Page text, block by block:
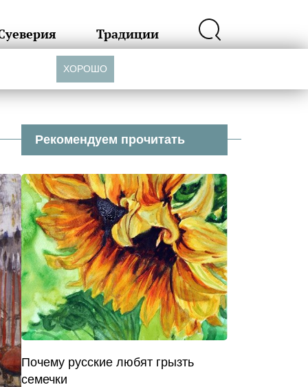
Традиции
Рекомендуем прочитать
Почему русские любят грызть
семечки
ХОРОШО